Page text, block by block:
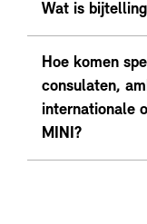
Wat is
Hoe komen
consulaten,
internationale
MINI?